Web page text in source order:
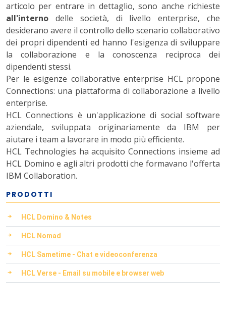
articolo per entrare in dettaglio, sono anche richieste
all'interno delle società, di livello enterprise, che
desiderano avere il controllo dello scenario collaborativo
dei propri dipendenti ed hanno l'esigenza di sviluppare
la collaborazione e la conoscenza reciproca dei
dipendenti stessi.
Per le esigenze collaborative enterprise HCL propone
Connections: una piattaforma di collaborazione a livello
enterprise.
HCL Connections è un'applicazione di social software
aziendale, sviluppata originariamente da IBM per
aiutare i team a lavorare in modo più efficiente.
HCL Technologies ha acquisito Connections insieme ad
HCL Domino e agli altri prodotti che formavano l'offerta
IBM Collaboration.
PRODOTTI
HCL Domino & Notes
HCL Nomad
HCL Sametime - Chat e videoconferenza
HCL Verse - Email su mobile e browser web